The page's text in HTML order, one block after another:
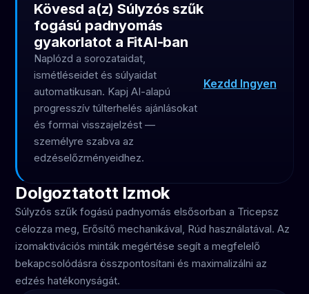
Kövesd a(z) Súlyzós szűk
fogású padnyomás
gyakorlatot a FitAI-ban
Naplózd a sorozataidat,
ismétléseidet és súlyaidat
automatikusan. Kapj AI-alapú
progresszív túlterhelés ajánlásokat
és formai visszajelzést —
személyre szabva az
edzéselőzményeidhez.
Kezdd Ingyen
Dolgoztatott Izmok
Súlyzós szűk fogású padnyomás elsősorban a Tricepsz
célozza meg, Erősítő mechanikával, Rúd használatával. Az
izomaktivációs minták megértése segít a megfelelő
bekapcsolódásra összpontosítani és maximalizálni az
edzés hatékonyságát.